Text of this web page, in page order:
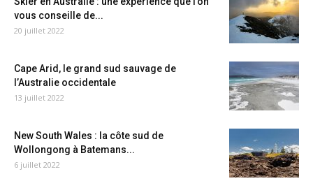
vous conseille de...
20 juillet 2022
Cape Arid, le grand sud sauvage de
l’Australie occidentale
13 juillet 2022
New South Wales : la côte sud de
Wollongong à Batemans...
6 juillet 2022